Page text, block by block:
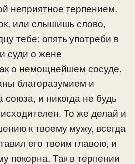
неприятное терпением.
или слышишь слово,
тебе: опять употреби в
суди о жене
о немощнейшем сосуде.
благоразумием и
союза, и никогда не будь
То же делай и
к твоему мужу, всегда
его твоим главою, и
покорна. Так в терпении